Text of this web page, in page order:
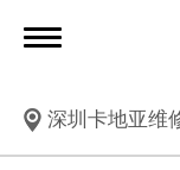
深圳卡地亚维